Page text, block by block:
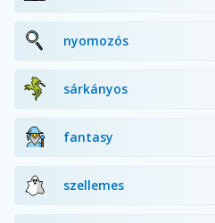
nyomozós
sárkányos
fantasy
szellemes